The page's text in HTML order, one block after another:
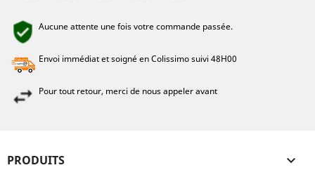
Aucune attente une fois votre commande passée.
Envoi immédiat et soigné en Colissimo suivi 48H00
Pour tout retour, merci de nous appeler avant
PRODUITS 